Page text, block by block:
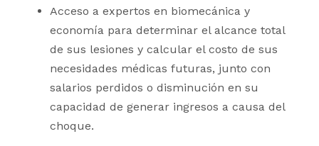
Acceso a expertos en biomecánica y
economía para determinar el alcance total
de sus lesiones y calcular el costo de sus
necesidades médicas futuras, junto con
salarios perdidos o disminución en su
capacidad de generar ingresos a causa del
choque.